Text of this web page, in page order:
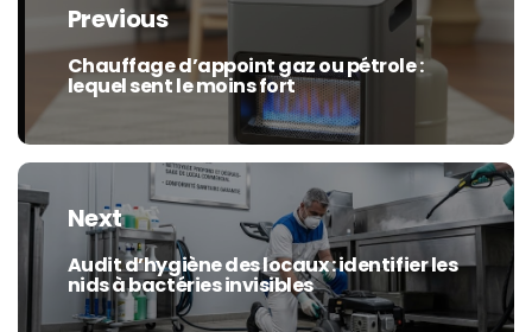
l’article
Previous
Previous
post:
Chauffage d’appoint gaz ou pétrole :
lequel sent le moins fort
Next
Next
post:
Audit d’hygiène des locaux : identifier les
nids à bactéries invisibles